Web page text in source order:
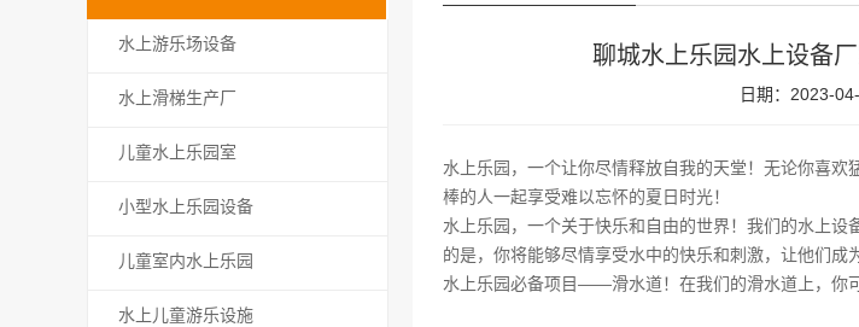
水上游乐场设备
水上滑梯生产厂
儿童水上乐园室
小型水上乐园设备
儿童室内水上乐园
水上儿童游乐设施
聊城水上乐园水上设备
日期：2023-
水上乐园，一个让你尽情释放自我的天堂！无论你喜
棒的人一起享受难以忘怀的夏日时光！
水上乐园，一个关于快乐和自由的世界！我们的水上
的是，你将能够尽情享受水中的快乐和刺激，让他们成
水上乐园必备项目——滑水道！在我们的滑水道上，你